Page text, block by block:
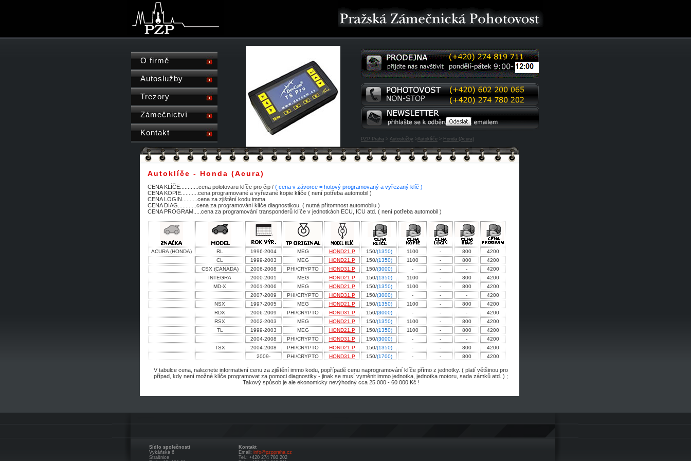
O firmě
Autoslužby
Trezory
Zámečnictví
Kontakt
PZP Praha > Autoslužby >Autoklíče > Honda (Acura)
Autoklíče - Honda (Acura)
CENA KLÍČE............cena polotovaru klíče pro čip / ( cena v závorce = hotový programovaný a vyřezaný klíč )
CENA KOPIE...........cena programované a vyřezané kopie klíče ( není potřeba automobil )
CENA LOGIN..........cena za zjištění kodu imma
CENA DIAG............cena za programování klíče diagnostikou, ( nutná přítomnost automobilu )
CENA PROGRAM.....cena za programování transponderů klíče v jednotkách ECU, ICU atd. ( není potřeba automobil )
ACURA (HONDA) RL 1996-2004 MEG HOND21.P 150/(1350) 1100 - 800
4200
CL
1999-2003 MEG HOND21.P 150/(1350) 1100 - 800
4200
CSX (CANADA)
2006-2008 PHI/CRYPTO HOND31.P 150/(3000) - - -
4200
INTEGRA
2000-2001 MEG HOND21.P 150/(1350) 1100 - 800
4200
MD-X
2001-2006 MEG HOND21.P 150/(1350) 1100 - 800
4200
2007-2009
PHI/CRYPTO HOND31.P 150/(3000) - - -
4200
NSX
1997-2005 MEG HOND21.P 150/(1350) 1100 - 800
4200
RDX
2006-2009 PHI/CRYPTO HOND31.P 150/(3000) - - -
4200
RSX
2002-2003 MEG HOND21.P 150/(1350) 1100 - 800
4200
TL
1999-2003 MEG HOND21.P 150/(1350) 1100 - 800
4200
2004-2008
PHI/CRYPTO HOND31.P 150/(3000) - - -
4200
TSX
2004-2008 PHI/CRYPTO HOND21.P 150/(1350) - - 800
4200
2009-
PHI/CRYPTO HOND31.P 150/(1700) - - 800 4200
V tabulce cena, naleznete informativní cenu za zjištění immo kodu, popřípadě cenu naprogramování klíče přímo z jednotky. ( platí většinou pro
případ, kdy není možné klíče programovat za pomoci diagnostiky - jinak se musí vyměnit immo jednotka, jednotka motoru, sada zámků atd. ) ;
Takový spůsob je ale ekonomicky nevýhodný cca 25 000 - 60 000 Kč !
Sídlo společnosti
Vykáňská 6
Strašnice
Kontakt
Email: info@pzppraha.cz
Tel.: +420 274 780 202